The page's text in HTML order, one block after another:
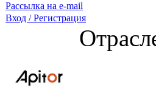
Рассылка на e-mail
Вход / Регистрация